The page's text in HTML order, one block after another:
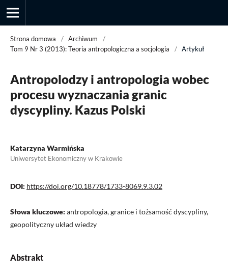
Przegląd Socjologii Jakościowej
Strona domowa / Archiwum
/
Tom 9 Nr 3 (2013): Teoria antropologiczna a socjologia
/ Artykuł
Antropolodzy i antropologia wobec
procesu wyznaczania granic
dyscypliny. Kazus Polski
Katarzyna Warmińska
Uniwersytet Ekonomiczny w Krakowie
DOI: https://doi.org/10.18778/1733-8069.9.3.02
Słowa kluczowe: antropologia, granice i tożsamość dyscypliny,
geopolityczny układ wiedzy
Abstrakt